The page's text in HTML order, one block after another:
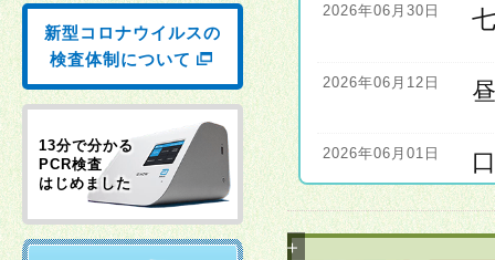
2026年06月30日
2026年06月12日
2026年06月01日
2026年06月01日
新型コロナウイルスの
検査体制について
13分で分かる
PCR検査
はじめました